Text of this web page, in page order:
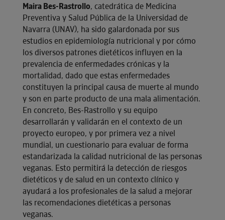
Maira Bes-Rastrollo, catedrática de Medicina
Preventiva y Salud Pública de la Universidad de
Navarra (UNAV), ha sido galardonada por sus
estudios en epidemiología nutricional y por cómo
los diversos patrones dietéticos influyen en la
prevalencia de enfermedades crónicas y la
mortalidad, dado que estas enfermedades
constituyen la principal causa de muerte al mundo
y son en parte producto de una mala alimentación.
En concreto, Bes-Rastrollo y su equipo
desarrollarán y validarán en el contexto de un
proyecto europeo, y por primera vez a nivel
mundial, un cuestionario para evaluar de forma
estandarizada la calidad nutricional de las personas
veganas. Esto permitirá la detección de riesgos
dietéticos y de salud en un contexto clínico y
ayudará a los profesionales de la salud a mejorar
las recomendaciones dietéticas a personas
veganas.